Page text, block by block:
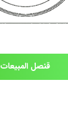
قنصل المبيعات